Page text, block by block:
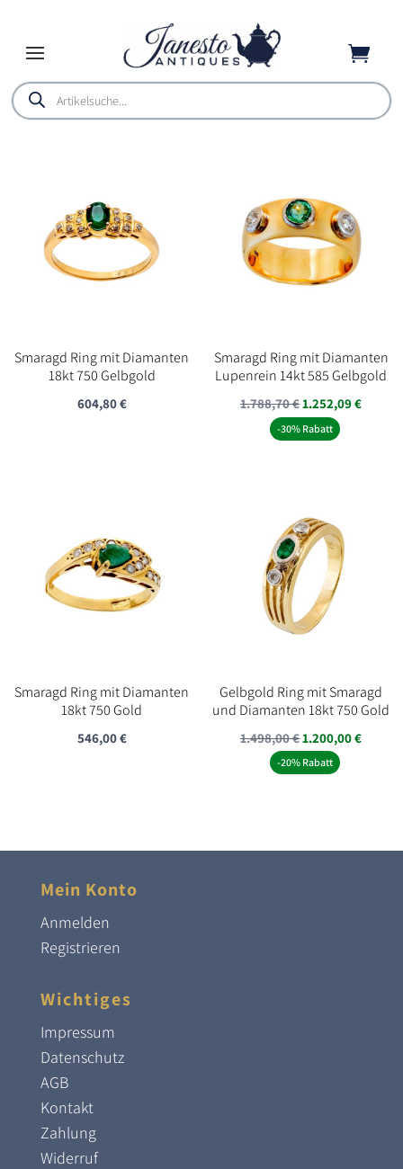

Products
search
Smaragd Ring mit Diamanten
18kt 750 Gelbgold
604,80€
Smaragd Ring mit Diamanten
Lupenrein 14kt 585 Gelbgold
1.788,70€1.252,09€
-30% Rabatt
Smaragd Ring mit Diamanten
18kt 750 Gold
546,00€
Gelbgold Ring mit Smaragd
und Diamanten 18kt 750 Gold
1.498,00€ Ursprünglicher
Preis
1.200,00€
-20% Rabatt
Mein Konto
Anmelden
Registrieren
Wichtiges
Impressum
Datenschutz
AGB
Kontakt
Zahlung
Widerruf